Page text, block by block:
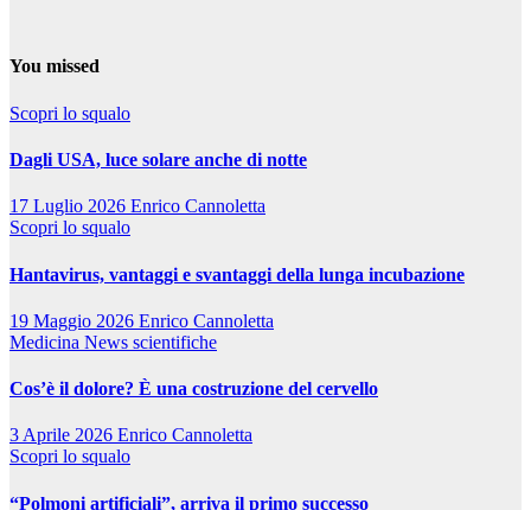
You missed
Scopri lo squalo
Dagli USA, luce solare anche di notte
17 Luglio 2026 Enrico Cannoletta
Scopri lo squalo
Hantavirus, vantaggi e svantaggi della lunga incubazione
19 Maggio 2026 Enrico Cannoletta
Medicina News scientifiche
Cos’è il dolore? È una costruzione del cervello
3 Aprile 2026 Enrico Cannoletta
Scopri lo squalo
“Polmoni artificiali”, arriva il primo successo